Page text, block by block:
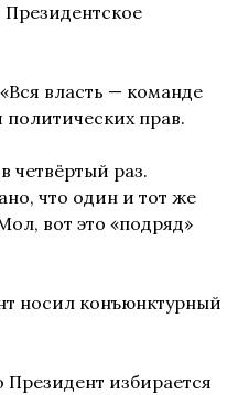
власть — команде
прав.
четвёртый раз.
что один и тот же
вот это «подряд»
носил конъюнктурный
избирается